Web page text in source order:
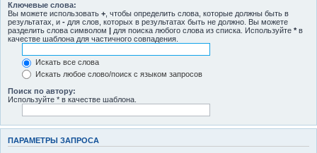
Ключевые слова:
Вы можете использовать + , чтобы определить слова, которые должны быть в
результатах, и - для слов, которых в результатах быть не должно. Вы можете
разделить слова символом | для поиска любого слова из списка. Используйте * в
качестве шаблона для частичного совпадения.
Искать все слова
Искать любое слово/поиск с языком запросов
Поиск по автору:
Используйте * в качестве шаблона.
ПАРАМЕТРЫ ЗАПРОСА